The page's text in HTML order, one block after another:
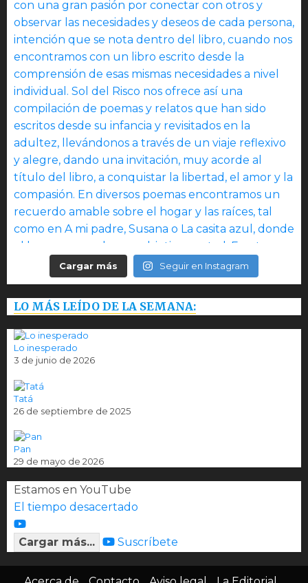
Cargar más Seguir en Instagram
LO MÁS LEÍDO DE LA SEMANA:
Lo inesperado
3 de junio de 2026
Tatá
26 de septiembre de 2025
Pan
29 de mayo de 2026
Estamos en YouTube
El tiempo desacertado
Cargar más... Suscríbete